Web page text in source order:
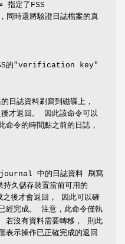
指定了FSS
還將驗證日誌檔案的真
的"verification key"
日誌資料刷寫到磁碟上，
才返回。 因此該命令可以
令的時間點之前的日誌，
中的日誌資料 刷寫
儲存裝置當前可用的
後才會返回， 因此可以確
經完成。 注意，此命令僅執
若沒有資料需要轉移， 則此
表示操作已正確完成的返回